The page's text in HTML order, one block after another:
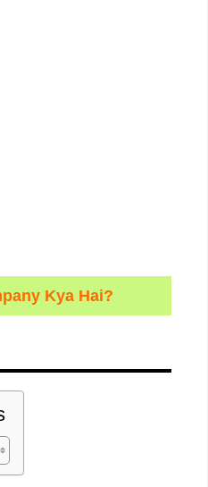
Kya Hai?